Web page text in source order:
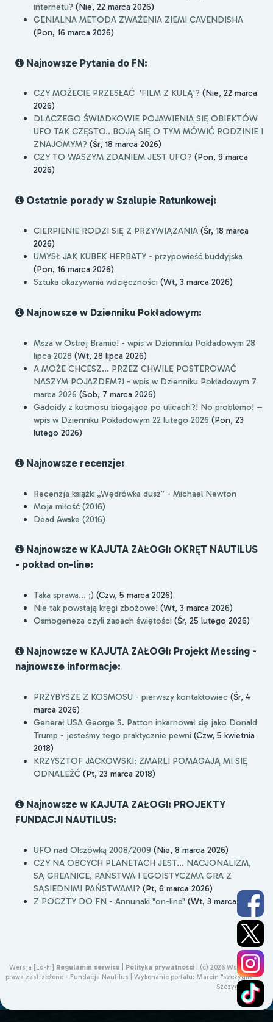
internetu? (Nie, 22 marca 2026)
GENIALNA METODA ZWAŻENIA ZIEMI CAVENDISHA
(Pon, 16 marca 2026)
Najnowsze Pytania do FN:
CZY MOŻECIE PRZESŁAĆ 'FILM Z KULĄ'? (Nie, 22 marca
2026)
DLACZEGO ŚWIADKOWIE POJAWIENIA SIĘ OBIEKTÓW
UFO TAK CZĘSTO.. BOJĄ SIĘ O TYM MÓWIĆ RODZINIE I
ZNAJOMYM? (Śr, 18 marca 2026)
CZY TO WASZYM ZDANIEM JEST UFO? (Pon, 9 marca
2026)
Ostatnie porady w Szalupie Ratunkowej:
CIERPIENIE RODZI SIĘ Z PRZYWIĄZANIA (Śr, 18 marca
2026)
UMYSŁ JAK KUBEK HERBATY - przypowieść buddyjska
(Pon, 16 marca 2026)
Sztuka okazywania wdzięczności (Wt, 3 marca 2026)
Najnowsze w Dzienniku Pokładowym:
Msza w Ostrej Bramie! - wpis w Dzienniku Pokładowym 28
lipca 2028 (Wt, 28 lipca 2026)
A MOŻE CHCESZ... PRZEZ CHWILĘ POSTEROWAĆ
NASZYM POJAZDEM?! - wpis w Dzienniku Pokładowym 7
marca 2026 (Sob, 7 marca 2026)
Gadoidy z kosmosu biegające po ulicach?! No problemo! –
wpis w Dzienniku Pokładowym 22 lutego 2026 (Pon, 23
lutego 2026)
Najnowsze recenzje:
Recenzja książki „Wędrówka dusz” - Michael Newton
Moja miłość (2016)
Dead Awake (2016)
Najnowsze w KAJUTA ZAŁOGI: OKRĘT NAUTILUS
- pokład on-line:
Taka sprawa... ;) (Czw, 5 marca 2026)
Nie tak powstają kręgi zbożowe! (Wt, 3 marca 2026)
Osmogeneza czyli zapach świętości (Śr, 25 lutego 2026)
Najnowsze w KAJUTA ZAŁOGI: Projekt Messing -
najnowsze informacje:
PRZYBYSZE Z KOSMOSU - pierwszy kontaktowiec (Śr, 4
marca 2026)
Generał USA George S. Patton inkarnował się jako Donald
Trump - jesteśmy tego praktycznie pewni (Czw, 5 kwietnia
2018)
KRZYSZTOF JACKOWSKI: ZMARLI POMAGAJĄ MI SIĘ
ODNALEŹĆ (Pt, 23 marca 2018)
Najnowsze w KAJUTA ZAŁOGI: PROJEKTY
FUNDACJI NAUTILUS:
UFO nad Olszówką 2008/2009 (Nie, 8 marca 2026)
CZY NA OBCYCH PLANETACH JEST... NACJONALIZM,
SĄ GREANICE, PAŃSTWA I EGOISTYCZMA GRA Z
SĄSIEDNIMI PAŃSTWAMI? (Pt, 6 marca 2026)
Z POCZTY DO FN - Annunaki "on-line" (Wt, 3 marca 2026)
Wersja [Lo-Fi] Regulamin serwisu Polityka prywatności
(c) 2026 Wszelkie
prawa zastrzeżone - Fundacja Nautilus | Wykonanie portalu: Marcin "szczygliś"
Szczygliński